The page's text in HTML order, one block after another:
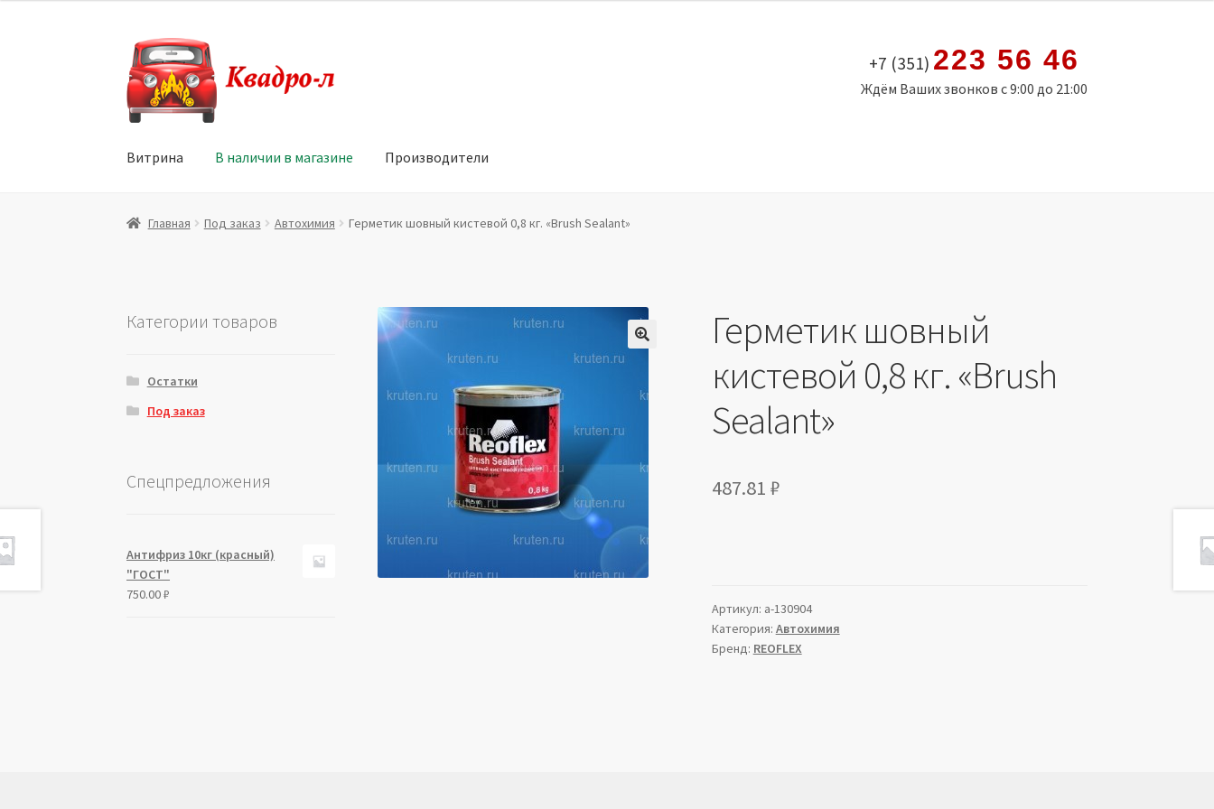
Перейти
к
навигации
Перейти
к
содержимому
+7 (351) 223 56 46
Ждём Ваших звонков с 9:00 до 21:00
Витрина В наличии в магазине Производители
Главная Витрина Мой аккаунт Политика в отношении обработки персональных данных
Главная Под заказ Автохимия Герметик шовный кистевой 0,8 кг. «Brush Sealant»
Герметик шовный
кистевой 0,8 кг. «Brush
Sealant»
487.81 ₽
Артикул: a-130904
Категория: Автохимия
Бренд: REOFLEX
Категории товаров
Остатки
Под заказ
Спецпредложения
Антифриз 10кг (красный)
"ГОСТ"
750.00₽